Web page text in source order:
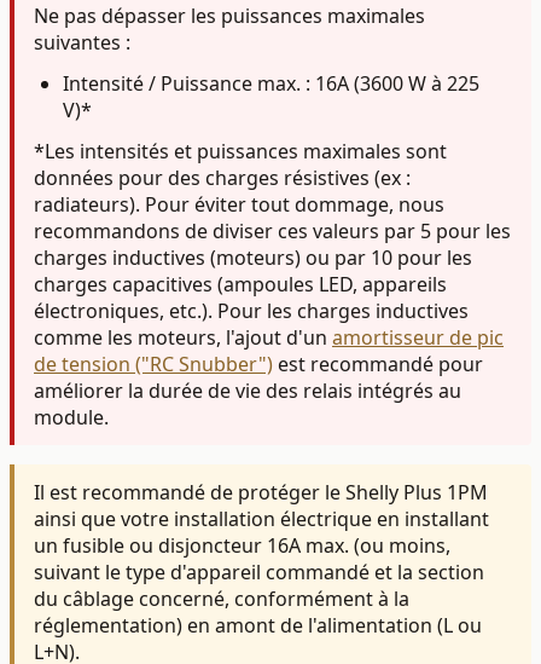
Ne pas dépasser les puissances maximales
suivantes :
Intensité / Puissance max. : 16A (3600 W à 225
V)*
*Les intensités et puissances maximales sont
données pour des charges résistives (ex :
radiateurs). Pour éviter tout dommage, nous
recommandons de diviser ces valeurs par 5 pour les
charges inductives (moteurs) ou par 10 pour les
charges capacitives (ampoules LED, appareils
électroniques, etc.). Pour les charges inductives
comme les moteurs, l'ajout d'un amortisseur de pic
de tension ("RC Snubber")est recommandé pour
améliorer la durée de vie des relais intégrés au
module.
Il est recommandé de protéger le Shelly Plus 1PM
ainsi que votre installation électrique en installant
un fusible ou disjoncteur 16A max. (ou moins,
suivant le type d'appareil commandé et la section
du câblage concerné, conformément à la
réglementation) en amont de l'alimentation (L ou
L+N).